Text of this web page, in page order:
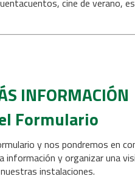
INFORMACIÓN
Formulario
y nos pondremos en
información y organizar una
instalaciones.